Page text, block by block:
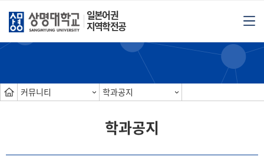
일본어권
지역학전공
커뮤니티 학과공지
학과공지